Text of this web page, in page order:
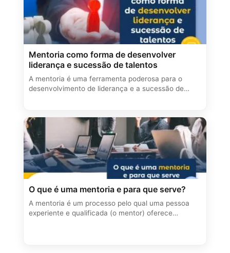
Mentoria como forma de desenvolver
liderança e sucessão de talentos
A mentoria é uma ferramenta poderosa para o
desenvolvimento de liderança e a sucessão de…
O que é uma mentoria e para que serve?
A mentoria é um processo pelo qual uma pessoa
experiente e qualificada (o mentor) oferece…